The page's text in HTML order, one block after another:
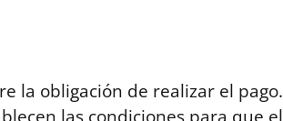
la obligación de realizar el pago.
las condiciones para que el